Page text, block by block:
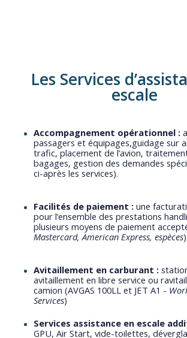
Les Services
escale
Accompagnement opérationnel :
passagers et équipages,guidage sur
trafic, placement de l’avion,
bagages, gestion des demandes
ci-après les services).
Facilités de paiement : une
pour l’ensemble des prestations
plusieurs moyens de paiement
Mastercard, American Express, espèces
Avitaillement en carburant :
avitaillement en libre service ou
camion (AVGAS 100LL et JET A1 -
Services)
Services assistance en escale
GPU, Air Start, vide-toilettes,